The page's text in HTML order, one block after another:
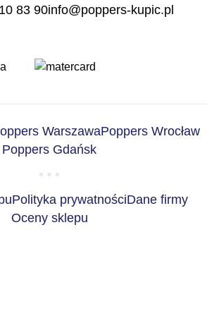
83 90info@poppers-kupic.pl
WarszawaPoppers Wrocław
Poppers Gdańsk
Polityka prywatnościDane firmy
Oceny sklepu